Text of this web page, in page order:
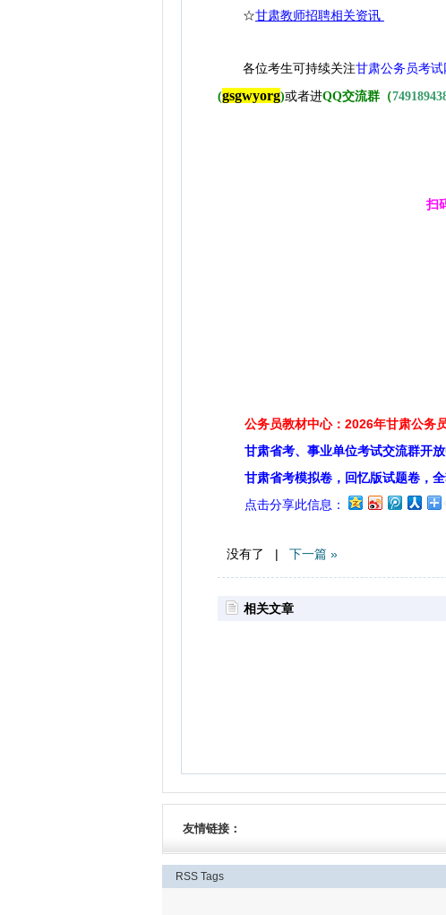
☆甘肃教师招聘相关资讯
各位考生可持续关注甘肃公务员考试
(gsgwyorg)或者进QQ交流群（
扫
公务员教材中心：2026年甘肃公务
甘肃省考、事业单位考试交流群开
甘肃省考模拟卷，回忆版试题卷，
点击分享此信息：
没有了 | 下一篇 »
相关文章
友情链接：
RSS Tags